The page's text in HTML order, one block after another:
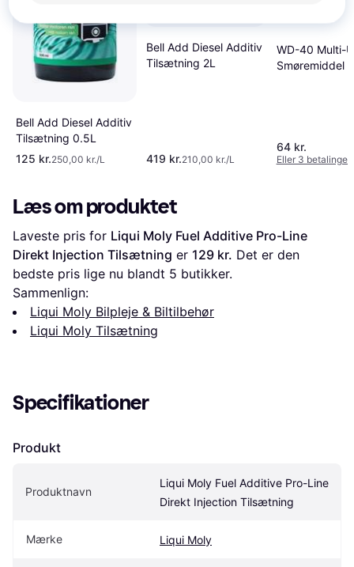
Bell Add Diesel Additiv
Tilsætning 0.5L
125 kr.250,00 kr./L
Bell Add Diesel Additiv
Tilsætning 2L
419 kr.210,00 kr./L
WD-40 Multi-
Smøremiddel
64 kr.
Eller 3 betalinger
Læs om produktet
Laveste pris for Liqui Moly Fuel Additive Pro-Line
Direkt Injection Tilsætning er 129 kr. Det er den
bedste pris lige nu blandt 5 butikker.
Sammenlign:
Liqui Moly Bilpleje & Biltilbehør
Liqui Moly Tilsætning
Specifikationer
Produkt
Produktnavn
Liqui Moly Fuel Additive Pro-Line
Direkt Injection Tilsætning
Mærke Liqui Moly